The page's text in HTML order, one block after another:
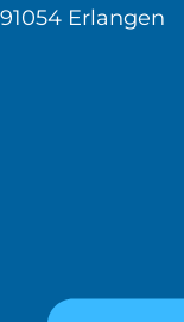
91054 Erlangen